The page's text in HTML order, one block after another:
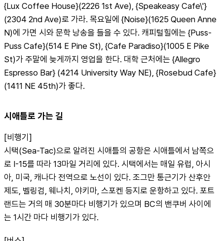
{Lux Coffee House}(2226 1st Ave), {Speakeasy Cafe\'}
(2304 2nd Ave)로 가라. 목요일에 {Noise}(1625 Queen Anne
N)에 가면 시와 문학 낭송을 들을 수 있다. 캐피털힐에는 {Puss-
Puss Cafe}(514 E Pine St), {Cafe Paradiso}(1005 E Pike
St)가 주말에 늦게까지 영업을 한다. 대학 근처에는 {Allegro
Espresso Bar} (4214 University Way NE), {Rosebud Cafe}
(1411 NE 45th)가 좋다.
시애틀로 가는 길
[비행기]
시택(Sea-Tac)으로 알려진 시애틀의 공항은 시애틀에서 남쪽으
로 I-15를 따라 13마일 거리에 있다. 시택에서는 매일 유럽, 아시
아, 미국, 캐나다 전역으로 노선이 있다. 조그만 통근기가 산후안
제도, 벨링검, 웨나치, 야키마, 스포켄 등지로 운항하고 있다. 포트
랜드는 거의 매 30분마다 비행기가 있으며 BC의 밴쿠버 사이에
는 1시간 마다 비행기가 있다.